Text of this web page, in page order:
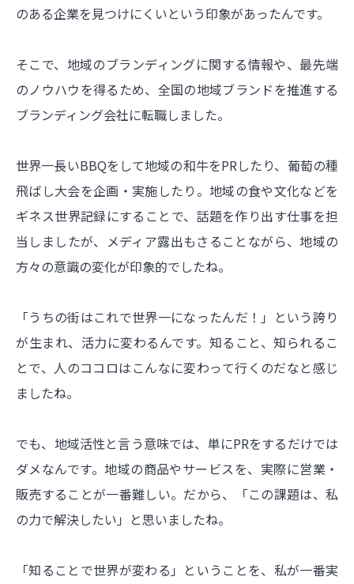
のある企業を見つけにくいという印象があったんです。
そこで、地域のブランディングに関する情報や、最先端
のノウハウを得るため、全国の地域ブランドを推進する
ブランディング会社に転職しました。
世界一長いBBQをして地域の和牛をPRしたり、葡萄の種
飛ばし大会を企画・実施したり。地域の食や文化などを
ギネス世界記録にすることで、話題を作り出す仕事を担
当しましたが、メディア露出もさることながら、地域の
方々の意識の変化が印象的でしたね。
「うちの街はこれで世界一になったんだ！」という誇り
が生まれ、活力に変わるんです。知ること、知られるこ
とで、人のココロはこんなに変わって行くのだなと感じ
ましたね。
でも、地域活性と言う意味では、単にPRをするだけでは
ダメなんです。地域の商品やサービスを、実際に営業・
販売することが一番難しい。だから、「この課題は、私
の力で解決したい」と思いましたね。
「知ることで世界が変わる」ということを、私が一番実